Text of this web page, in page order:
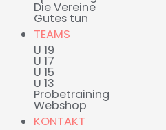
Die Vereine
Gutes tun
TEAMS
U 19
U 17
U 15
U 13
Probetraining
Webshop
KONTAKT